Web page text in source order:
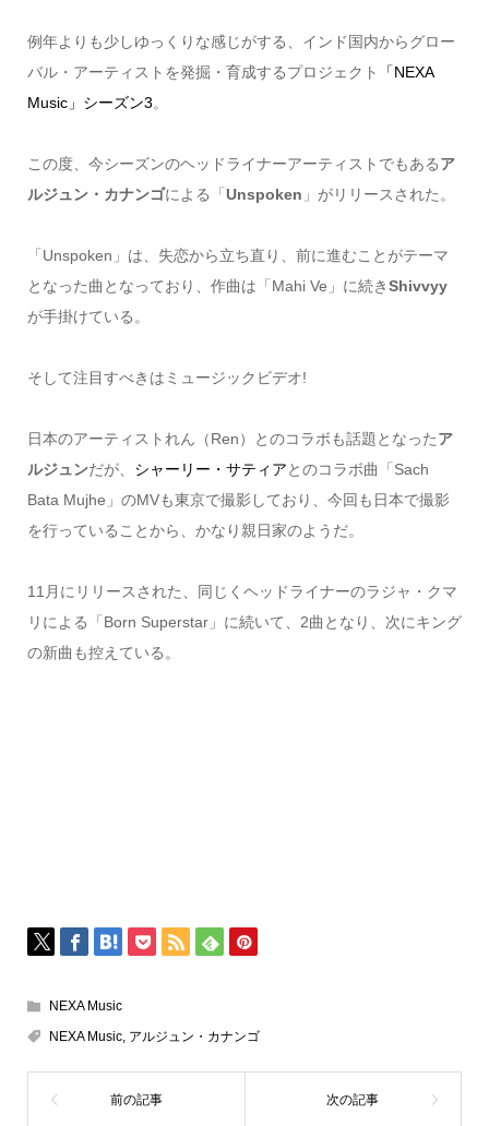
例年よりも少しゆっくりな感じがする、インド国内からグロー
バル・アーティストを発掘・育成するプロジェクト
「NEXA
Music」シーズン3。
この度、今シーズンのヘッドライナーアーティストでもあるア
ルジュン・カナンゴによる「 Unspoken 」がリリースされた。
「Unspoken」は、失恋から立ち直り、前に進むことがテーマ
となった曲となっており、作曲は「Mahi Ve」に続きShivvyy
が手掛けている。
そして注目すべきはミュージックビデオ!
日本のアーティストれん（Ren）とのコラボも話題となったア
ルジュンだが、 シャーリー・サティアとのコラボ曲「Sach
Bata Mujhe」のMVも東京で撮影しており、今回も日本で撮影
を行っていることから、かなり親日家のようだ。
11月にリリースされた、同じくヘッドライナーのラジャ・クマ
リによる「Born Superstar」に続いて、2曲となり、次にキング
の新曲も控えている。
NEXA Music
NEXA Music, アルジュン・カナンゴ